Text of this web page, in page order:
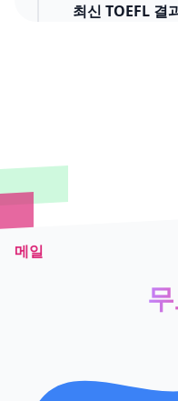
최신 TOEFL 결
GRE 이중 언어
메일